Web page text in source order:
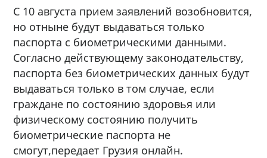
С 10 августа прием заявлений возобновится,
но отныне будут выдаваться только
паспорта с биометрическими данными.
Согласно действующему законодательству,
паспорта без биометрических данных будут
выдаваться только в том случае, если
граждане по состоянию здоровья или
физическому состоянию получить
биометрические паспорта не
смогут,передает Грузия онлайн.